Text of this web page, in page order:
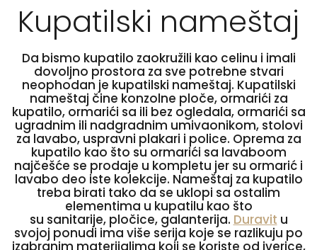
Kupatilski nameštaj
Da bismo kupatilo zaokružili kao celinu i imali
dovoljno prostora za sve potrebne stvari
neophodan je kupatilski nameštaj. Kupatilski
nameštaj čine konzolne ploče, ormarići za
kupatilo, ormarići sa ili bez ogledala, ormarići sa
ugradnim ili nadgradnim umivaonikom, stolovi
za lavabo, uspravni plakari i police. Oprema za
kupatilo kao što su ormarići sa lavaboom
najčešće se prodaje u kompletu jer su ormarić i
lavabo deo iste kolekcije. Nameštaj za kupatilo
treba birati tako da se uklopi sa ostalim
elementima u kupatilu kao što
su sanitarije, pločice, galanterija. Duravit u
svojoj ponudi ima više serija koje se razlikuju po
izabranim materijalima koji se koriste od iverice,